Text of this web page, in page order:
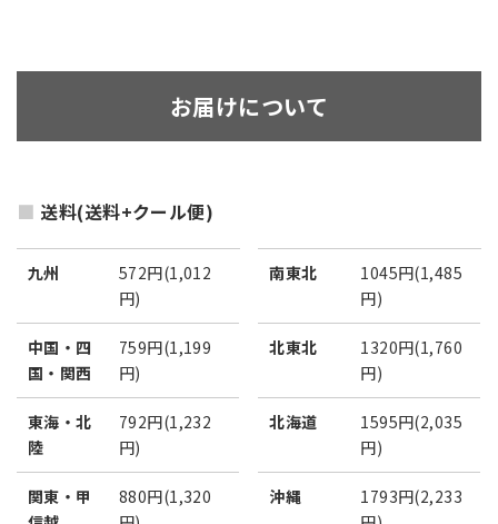
お届けについて
送料(送料+クール便)
九州
572円(1,012
円)
中国・四
国・関西
759円(1,199
円)
東海・北
陸
792円(1,232
円)
関東・甲
880円(1,320
南東北
1045円(1,485
円)
北東北
1320円(1,760
円)
北海道
1595円(2,035
円)
沖縄
1793円(2,233